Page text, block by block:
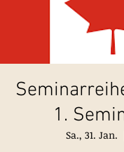
1.
Sa., 31. Jan.